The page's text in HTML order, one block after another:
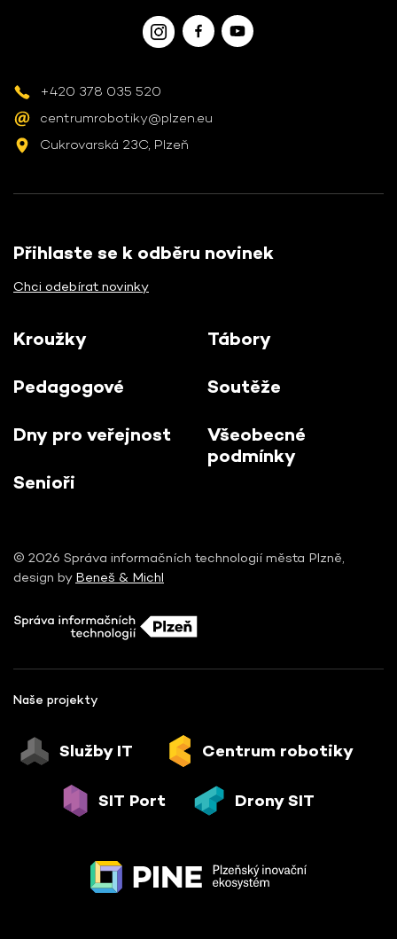
+420 378 035 520
centrumrobotiky@plzen.eu
Cukrovarská 23C, Plzeň
Přihlaste se k odběru novinek
Chci odebírat novinky
Kroužky
Pedagogové
Dny pro veřejnost
Senioři
Tábory
Soutěže
Všeobecné
podmínky
© 2026 Správa informačních technologií města Plzně,
design by Beneš & Michl
Naše projekty
Služby IT Centrum robotiky
SIT Port Drony SIT